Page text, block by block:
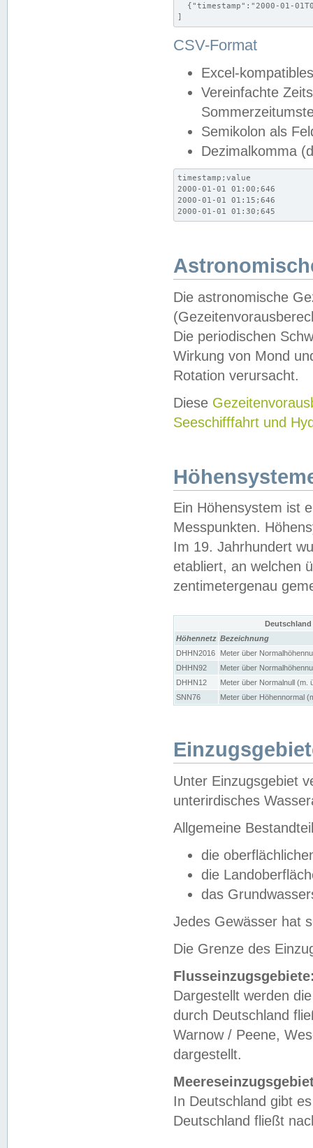
{"timestamp":"2000-01-
]
CSV-Format
Excel-
Vereinfachte
Semikolon als
Dezimalkomma
timestamp;value
2000-01-01 01:00;646
2000-01-01 01:15;646
2000-01-01 01:30;645
Die astronomische
Die periodischen
Wirkung von Mond
Rotation verursacht.
Diese
Seeschifffahrt und
Ein Höhensystem ist
Messpunkten.
Im 19. Jahrhundert
etabliert, an welchen
zentimetergenau
Höhennetz Bezeichnung
DHHN2016
Meter über
DHHN92
Meter über
DHHN12
Meter über Normalnull (m.
SNN76
Meter über Höhennormal
Unter Einzugsgebiet
unterirdisches
Allgemeine
die
die
das
Jedes Gewässer hat
Die Grenze des
Dargestellt werden
durch Deutschland
Warnow / Peene,
dargestellt.
In Deutschland gibt
Deutschland fließt